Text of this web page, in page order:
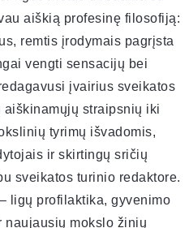
aiškią profesinę filosofiją:
remtis įrodymais pagrįsta
vengti sensacijų bei
įvairius sveikatos
straipsnių iki
tyrimų išvadomis,
ir skirtingų sričių
sveikatos turinio redaktore.
ligų profilaktika, gyvenimo
naujausių mokslo žinių